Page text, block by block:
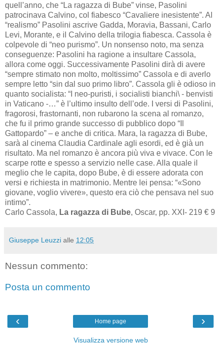
quell’anno, che “La ragazza di Bube” vinse, Pasolini
patrocinava Calvino, col fiabesco “Cavaliere inesistente”. Al
“realismo” Pasolini ascrive Gadda, Moravia, Bassani, Carlo
Levi, Morante, e il Calvino della trilogia fiabesca. Cassola è
colpevole di “neo purismo”. Un nonsenso noto, ma senza
conseguenze: Pasolini ha ragione a insultare Cassola,
allora come oggi. Successivamente Pasolini dirà di avere
“sempre stimato non molto, moltissimo” Cassola e di averlo
sempre letto “sin dal suo primo libro”. Cassola gli è odioso in
quanto socialista: “I neo-puristi, i socialisti bianchi\ - benvisti
in Vaticano -…” è l’ultimo insulto dell’ode. I versi di Pasolini,
fragorosi, frastornanti, non rubarono la scena al romanzo,
che fu il primo grande successo di pubblico dopo “Il
Gattopardo” – e anche di critica. Mara, la ragazza di Bube,
sarà al cinema Claudia Cardinale agli esordi, ed è già un
risultato. Ma nel romanzo è ancora più viva e vivace. Con le
scarpe rotte e spesso a servizio nelle case. Alla quale il
meglio che le capita, dopo Bube, è di essere adorata con
versi e richiesta in matrimonio. Mentre lei pensa: “«Sono
giovane, voglio vivere», questo era ciò che pensava nel suo
intimo”.
Carlo Cassola, La ragazza di Bube, Oscar, pp. XXI- 219 € 9
Giuseppe Leuzzi alle 12:05
Nessun commento:
Posta un commento
‹ ›
Home page
Visualizza versione web